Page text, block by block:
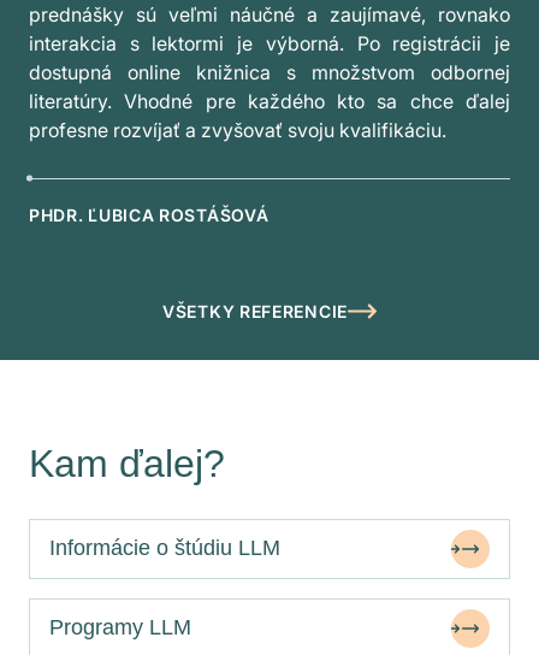
prednášky sú veľmi náučné a zaujímavé, rovnako
interakcia s lektormi je výborná. Po registrácii je
dostupná online knižnica s množstvom odbornej
literatúry. Vhodné pre každého kto sa chce ďalej
profesne rozvíjať a zvyšovať svoju kvalifikáciu.
PHDR. ĽUBICA ROSTÁŠOVÁ
VŠETKY REFERENCIE
Kam ďalej?
Informácie o štúdiu LLM
Programy LLM